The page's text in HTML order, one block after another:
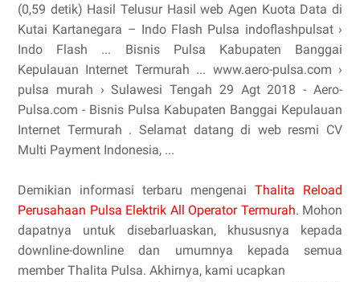
(0,59 detik) Hasil Telusur Hasil web Agen Kuota Data di
Kutai Kartanegara – Indo Flash Pulsa indoflashpulsat ›
Indo Flash ... Bisnis Pulsa Kabupaten Banggai
Kepulauan Internet Termurah ... www.aero-pulsa.com ›
pulsa murah › Sulawesi Tengah 29 Agt 2018 - Aero-
Pulsa.com - Bisnis Pulsa Kabupaten Banggai Kepulauan
Internet Termurah . Selamat datang di web resmi CV
Multi Payment Indonesia, ...
Demikian informasi terbaru mengenai Thalita Reload
Perusahaan Pulsa Elektrik All Operator Termurah. Mohon
dapatnya untuk disebarluaskan, khususnya kepada
downline-downline dan umumnya kepada semua
member Thalita Pulsa. Akhirnya, kami ucapkan